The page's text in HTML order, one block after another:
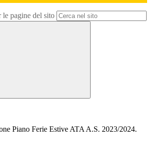
le pagine del sito
Piano Ferie Estive ATA A.S. 2023/2024.